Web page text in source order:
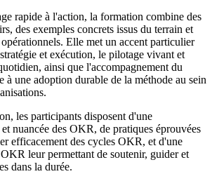
rapide à l'action, la formation combine des
des exemples concrets issus du terrain et
Elle met un accent particulier
et exécution, le pilotage vivant et
ainsi que l'accompagnement du
à une adoption durable de la méthode au sein
les participants disposent d'une
nuancée des OKR, de pratiques éprouvées
efficacement des cycles OKR, et d'une
leur permettant de soutenir, guider et
dans la durée.